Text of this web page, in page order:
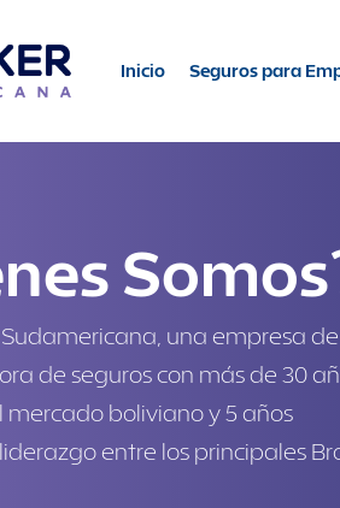
Inicio Seguros para
Sudamericana, una empresa de
de seguros con más de 30
mercado boliviano y 5 años
entre los principales